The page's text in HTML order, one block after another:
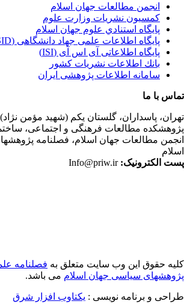
انجمن مطالعات جهان اسلام
کمسیون نشریات وزارت علوم
پايگاه استنادي علوم جهان اسلام
پایگاه اطلاعات علمی جهاد دانشگاهی (SID)
پایگاه اطلاعاتی آی اس آی (ISI)
بانك اطلاعات نشريات كشور
سامانه اطلاعات پژوهشی ایران
با ما
مطالعات فرهنگی و اجتماعی، ساختمان
مطالعات جهان اسلام، فصلنامه
الکترونیک:Info@priw.ir
حقوق این وب سایت متعلق بهفصلنامه
سیاسی جهان اسلاممی باشد.
و برنامه نویسی : یکتاوب افزار شرق